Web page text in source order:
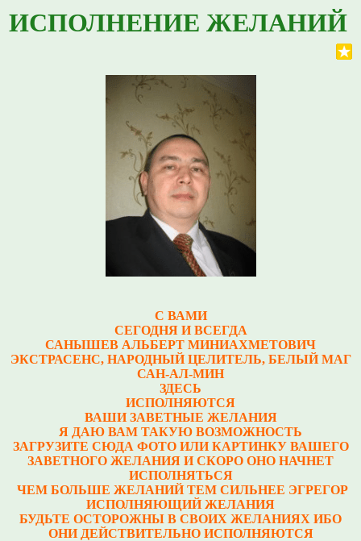
ИСПОЛНЕНИЕ ЖЕЛАНИЙ
С ВАМИ
СЕГОДНЯ И ВСЕГДА
САНЫШЕВ АЛЬБЕРТ МИНИАХМЕТОВИЧ
ЭКСТРАСЕНС, НАРОДНЫЙ ЦЕЛИТЕЛЬ, БЕЛЫЙ МАГ
САН-АЛ-МИН
ЗДЕСЬ
ИСПОЛНЯЮТСЯ
ВАШИ ЗАВЕТНЫЕ ЖЕЛАНИЯ
Я ДАЮ ВАМ ТАКУЮ ВОЗМОЖНОСТЬ
ЗАГРУЗИТЕ СЮДА ФОТО ИЛИ КАРТИНКУ ВАШЕГО
ЗАВЕТНОГО ЖЕЛАНИЯ И СКОРО ОНО НАЧНЕТ
ИСПОЛНЯТЬСЯ
ЧЕМ БОЛЬШЕ ЖЕЛАНИЙ ТЕМ СИЛЬНЕЕ ЭГРЕГОР
ИСПОЛНЯЮЩИЙ ЖЕЛАНИЯ
БУДЬТЕ ОСТОРОЖНЫ В СВОИХ ЖЕЛАНИЯХ ИБО
ОНИ ДЕЙСТВИТЕЛЬНО ИСПОЛНЯЮТСЯ